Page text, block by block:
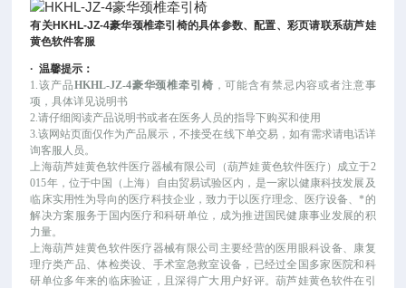
有关HKHL-JZ-4豪华颈椎牵引椅的具体参数、配置、彩页请联系葫芦娃
黄色软件客服
·温馨提示：
1.该产品HKHL-JZ-4豪华颈椎牵引椅 ，可能含有禁忌内容或者注意事
项，具体详见说明书
2.请仔细阅读产品说明书或者在医务人员的指导下购买和使用
3.该网站页面仅作为产品展示，不接受在线下单交易，如有需求请电话详
询客服人员。
上海葫芦娃黄色软件医疗器械有限公司（葫芦娃黄色软件医疗）成立于2
015年，位于中国（上海）自由贸易试验区内，是一家以健康科技发展及
临床实用性为导向的医疗科技企业，致力于以医疗理念、医疗设备、*的
解决方案服务于国内医疗和科研单位，成为推进国民健康事业发展的积
力量。
上海葫芦娃黄色软件医疗器械有限公司主要经营的医用眼科设备、康复
理疗类产品、体检类设、手术室急救室设备，已经过全国多家医院和科
研单位多年来的临床验证，且深得广大用户好评。葫芦娃黄色软件在引